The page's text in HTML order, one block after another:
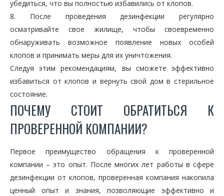
убедиться, что вы полностью избавились от клопов.
8. После проведения дезинфекции регулярно
осматривайте свое жилище, чтобы своевременно
обнаруживать возможное появление новых особей
клопов и принимать меры для их уничтожения.
Следуя этим рекомендациям, вы сможете эффективно
избавиться от клопов и вернуть свой дом в стерильное
состояние.
ПОЧЕМУ СТОИТ ОБРАТИТЬСЯ К
ПРОВЕРЕННОЙ КОМПАНИИ?
Первое преимущество обращения к проверенной
компании – это опыт. После многих лет работы в сфере
дезинфекции от клопов, проверенная компания накопила
ценный опыт и знания, позволяющие эффективно и